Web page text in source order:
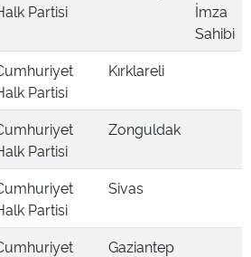
Partisi
İmza
Sahibi
Partisi
Kırklareli
Partisi
Zonguldak
Partisi
Sivas
Gaziantep